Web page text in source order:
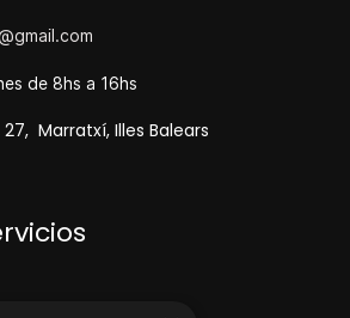
de 8hs a 16hs
27, Marratxí, Illes Balears